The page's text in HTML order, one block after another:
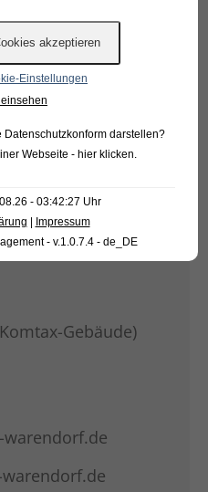
des bürgerlichen
Gebäude)
Einstellungen
darstellen?
Webseite - hier klicken.
- 03:42:27 Uhr
Impressum
- v.1.0.7.4 - de_DE